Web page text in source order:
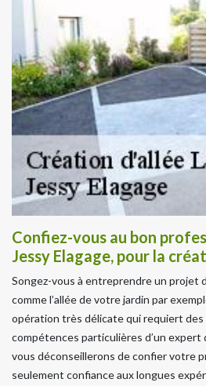
Confiez-vous au bon
Jessy Elagage, pour la
Songez-vous à entreprendre un projet
comme l’allée de votre jardin par
opération très délicate qui requiert des
compétences particulières d’un expert
vous déconseillerons de confier votre
seulement confiance aux longues